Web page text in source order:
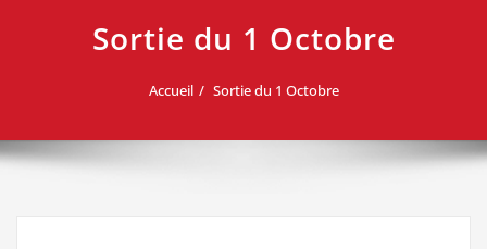
Sortie du 1 Octobre
Accueil Sortie du 1 Octobre